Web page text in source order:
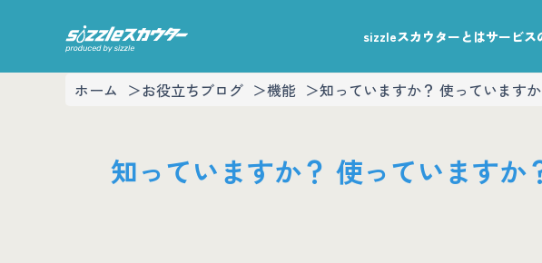
sizzleスカウターとはサービス
ホーム お役立ちブログ 機能 知っていますか？ 使っています
知っていますか？ 使っていますか